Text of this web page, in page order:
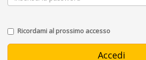
Ricordami al prossimo accesso